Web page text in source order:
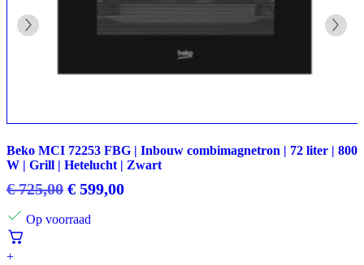
Beko MCI 72253 FBG | Inbouw combimagnetron | 72 liter | 800
W | Grill | Hetelucht | Zwart
€725,00 Oorspronkelijke
was:
€ 599,00Huidige
Op voorraad
+